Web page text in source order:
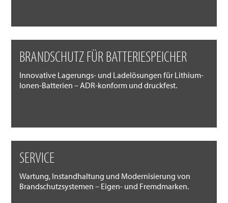
BRANDSCHUTZ FÜR BATTERIESPEICHER
Innovative Lagerungs- und Ladelösungen für Lithium-
Ionen-Batterien – ADR-konform und druckfest.
SERVICE
Wartung, Instandhaltung und Modernisierung von
Brandschutzsystemen – Eigen- und Fremdmarken.